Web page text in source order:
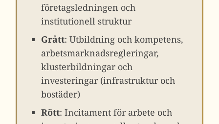
företagsledningen och
institutionell struktur
Grått: Utbildning och kompetens,
arbetsmarknadsregleringar,
klusterbildningar och
investeringar (infrastruktur och
bostäder)
Rött: Incitament för arbete och